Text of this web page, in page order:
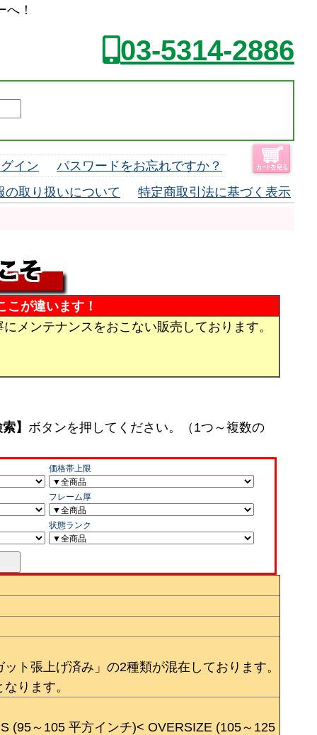
！
03-5314-2886
イン
パスワードをお忘れですか？
の取り扱いについて
特定商取引法に基づく表示
が違います！
メンテナンスをおこない販売しております。
】 ボタンを押してください。（1つ～複数の
ト張上げ済み」の2種類が混在しております。
ります。
(95～105 平方インチ)< OVERSIZE (105～125